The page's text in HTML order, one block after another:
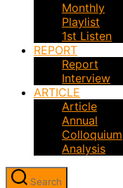
Monthly
Playlist
1st Listen
REPORT
Report
Interview
ARTICLE
Article
Annual
Colloquium
Analysis
Search